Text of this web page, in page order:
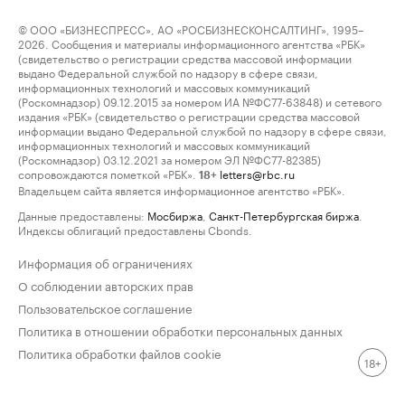
© ООО «БИЗНЕСПРЕСС», АО «РОСБИЗНЕСКОНСАЛТИНГ», 1995–
2026. Сообщения и материалы информационного агентства «РБК»
(свидетельство о регистрации средства массовой информации
выдано Федеральной службой по надзору в сфере связи,
информационных технологий и массовых коммуникаций
(Роскомнадзор) 09.12.2015 за номером ИА №ФС77-63848) и сетевого
издания «РБК» (свидетельство о регистрации средства массовой
информации выдано Федеральной службой по надзору в сфере связи,
информационных технологий и массовых коммуникаций
(Роскомнадзор) 03.12.2021 за номером ЭЛ №ФС77-82385)
сопровождаются пометкой «РБК».
18+ letters@rbc.ru
Владельцем сайта является информационное агентство «РБК».
Данные предоставлены: Мосбиржа Санкт-Петербургская биржа
Индексы облигаций предоставлены Cbonds.
Информация об ограничениях
О соблюдении авторских прав
Пользовательское соглашение
Политика в отношении обработки персональных данных
Политика обработки файлов cookie
18+